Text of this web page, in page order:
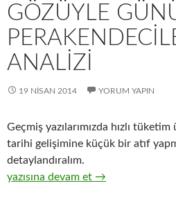
GÖZÜYLE
ANALIZI
19 NISAN 2014 YORUM YAPIN
Geçmiş yazılarımızda hızlı
tarihi gelişimine küçük bir atıf
detaylandıralım.
13-Hızlı tüketim ürünlerinin
yazısına devam et →